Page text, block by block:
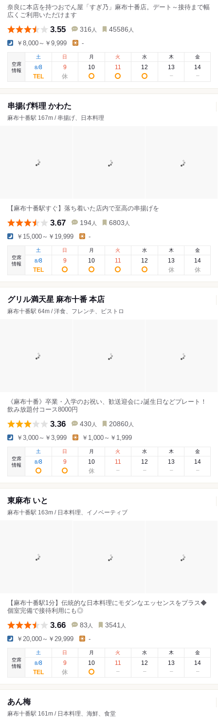
奈良に本店を持つおでん屋「すぎ乃」麻布十番店。デート～接待まで幅
広くご利用いただけます
3.55 316 人 45586 人
￥8,000～￥9,999 -
空席
情報
土
8/8
日
9
月
10
火
11
水
12
木
13
金
14
串揚げ料理 かわた
麻布十番駅 167m / 串揚げ、日本料理
【麻布十番駅すぐ】落ち着いた店内で至高の串揚げを
3.67 194 人 6803 人
￥15,000～￥19,999 -
空席
情報
土
8/8
日
9
月
10
火
11
水
12
木
13
金
14
グリル満天星 麻布十番 本店
麻布十番駅 64m / 洋食、フレンチ、ビストロ
《麻布十番》卒業・入学のお祝い、歓送迎会に♪誕生日などプレート！
飲み放題付コース8000円
3.36 430 人 20860 人
￥3,000～￥3,999 ￥1,000～￥1,999
空席
情報
土
8/8
日
9
月
10
火
11
水
12
木
13
金
14
東麻布 いと
麻布十番駅 163m / 日本料理、イノベーティブ
【麻布十番駅1分】伝統的な日本料理にモダンなエッセンスをプラス◆
個室完備で接待利用にも◎
3.66 83 人 3541 人
￥20,000～￥29,999 -
空席
情報
土
8/8
日
9
月
10
火
11
水
12
木
13
金
14
あん梅
麻布十番駅 161m / 日本料理、海鮮、食堂